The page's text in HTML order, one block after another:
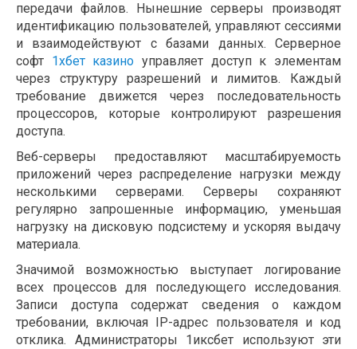
передачи файлов. Нынешние серверы производят
идентификацию пользователей, управляют сессиями
и взаимодействуют с базами данных. Серверное
софт 1хбет казино управляет доступ к элементам
через структуру разрешений и лимитов. Каждый
требование движется через последовательность
процессоров, которые контролируют разрешения
доступа.
Веб-серверы предоставляют масштабируемость
приложений через распределение нагрузки между
несколькими серверами. Серверы сохраняют
регулярно запрошенные информацию, уменьшая
нагрузку на дисковую подсистему и ускоряя выдачу
материала.
Значимой возможностью выступает логирование
всех процессов для последующего исследования.
Записи доступа содержат сведения о каждом
требовании, включая IP-адрес пользователя и код
отклика. Администраторы 1иксбет используют эти